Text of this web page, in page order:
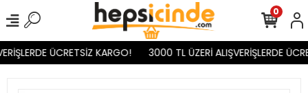
ÜCRETSİZ KARGO! 3000 TL ÜZERİ ALIŞVERİŞLERDE
0